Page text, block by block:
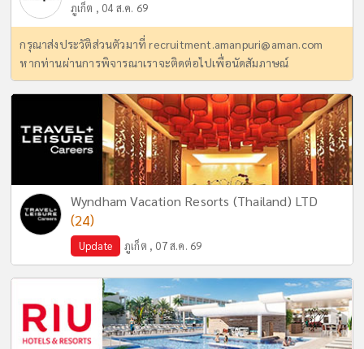
ภูเก็ต , 04 ส.ค. 69
กรุณาส่งประวัติส่วนตัวมาที่recruitment.amanpuri@aman.com
หากท่านผ่านการพิจารณาเราจะติดต่อไปเพื่อนัดสัมภาษณ์
Wyndham Vacation Resorts (Thailand) LTD
(24)
Update ภูเก็ต , 07 ส.ค. 69